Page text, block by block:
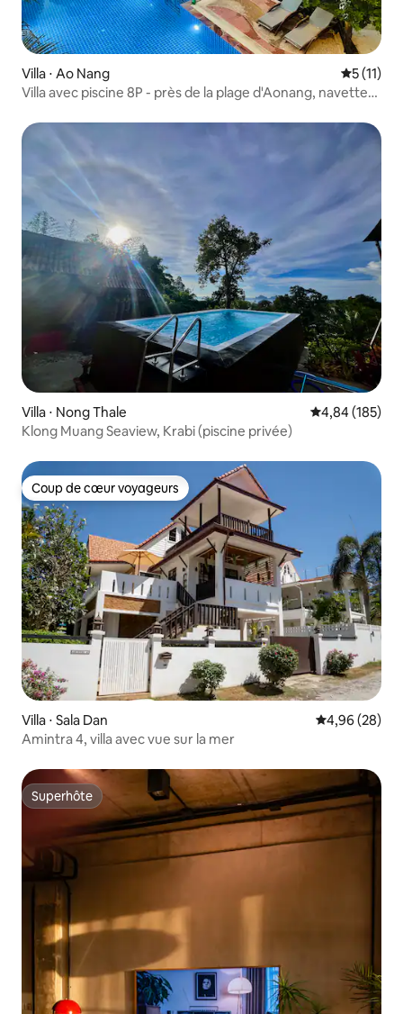
Villa ⋅ Ao Nang
5 (11)
Villa avec piscine 8P - près de la plage d'Aonang, navette
Villa ⋅ Nong Thale Évaluation
4,84 (185)
Klong Muang Seaview, Krabi (piscine privée)
Coup de cœur voyageurs
Coup de cœur voyageurs
Villa ⋅ Sala Dan Évaluation
4,96 (28)
Amintra 4, villa avec vue sur la mer
Superhôte
Superhôte